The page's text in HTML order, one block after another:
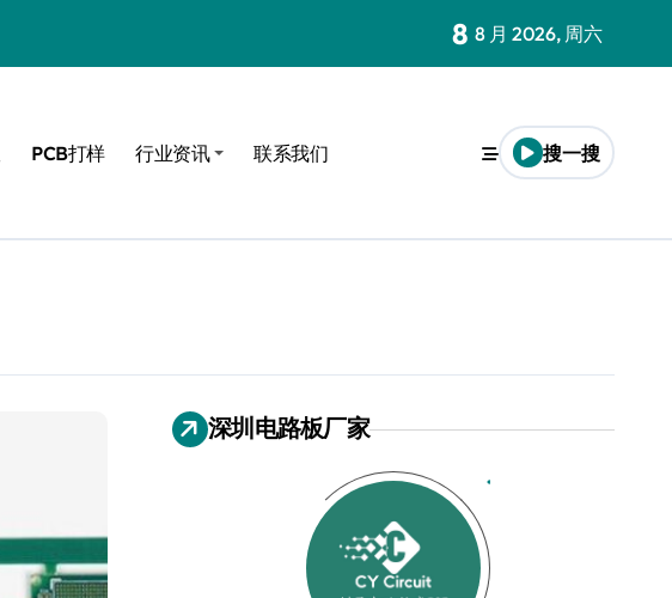
8 8 月 2026, 周六
PCB打样 行业资讯 联系我们 搜一搜
深圳电路板厂家